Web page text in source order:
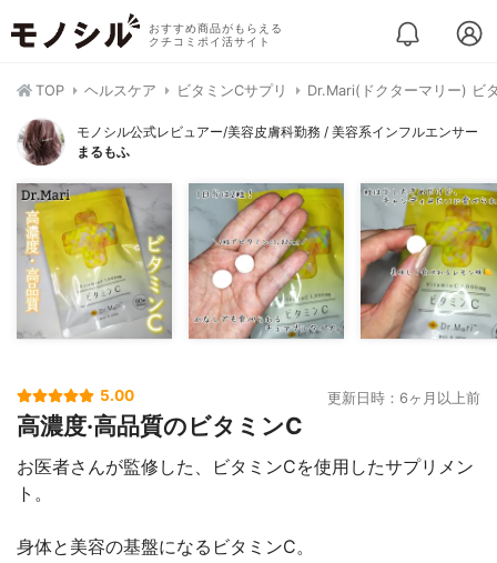
おすすめ商品がもらえる
クチコミポイ活サイト
TOP ヘルスケア ビタミンCサプリ Dr.Mari(ドクターマリー) ビ
モノシル公式レビュアー/美容皮膚科勤務 / 美容系インフルエンサー
まるもふ
5.00 更新日時：6ヶ月以上前
高濃度·高品質のビタミンC
お医者さんが監修した、ビタミンCを使用したサプリメン
ト。
身体と美容の基盤になるビタミンC。